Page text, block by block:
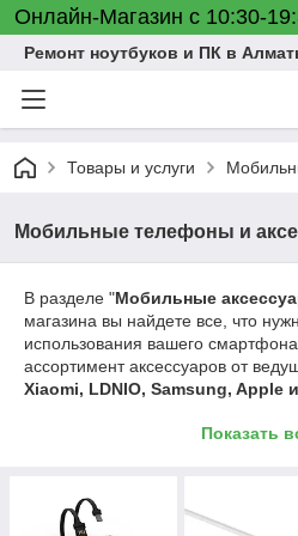
Онлайн-Магазин с 10:30-
Ремонт ноутбуков и ПК в
Товары и услуги
Мобильные телефоны и
В разделе "Мобильные
магазина вы найдете все, что
использования вашего
ассортимент аксессуаров от
Xiaomi, LDNIO, Samsung, Apple
идеальные спутники в поездках и
компактных 5000 мАч до мощных
Показать